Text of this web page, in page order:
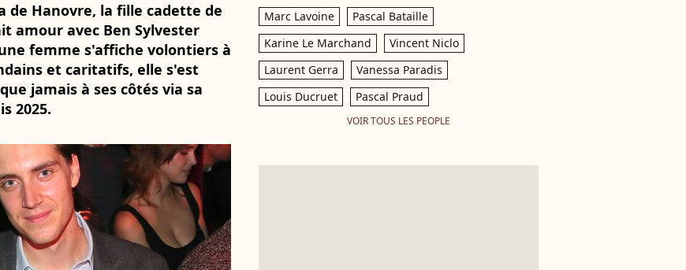
de Hanovre, la fille cadette de
amour avec Ben Sylvester
femme s'affiche volontiers à
et caritatifs, elle s'est
jamais à ses côtés via sa
2025.
Marc Lavoine
Pascal Bataille
Karine Le Marchand
Vincent Niclo
Laurent Gerra
Vanessa Paradis
Louis Ducruet
Pascal Praud
VOIR TOUS LES PEOPLE